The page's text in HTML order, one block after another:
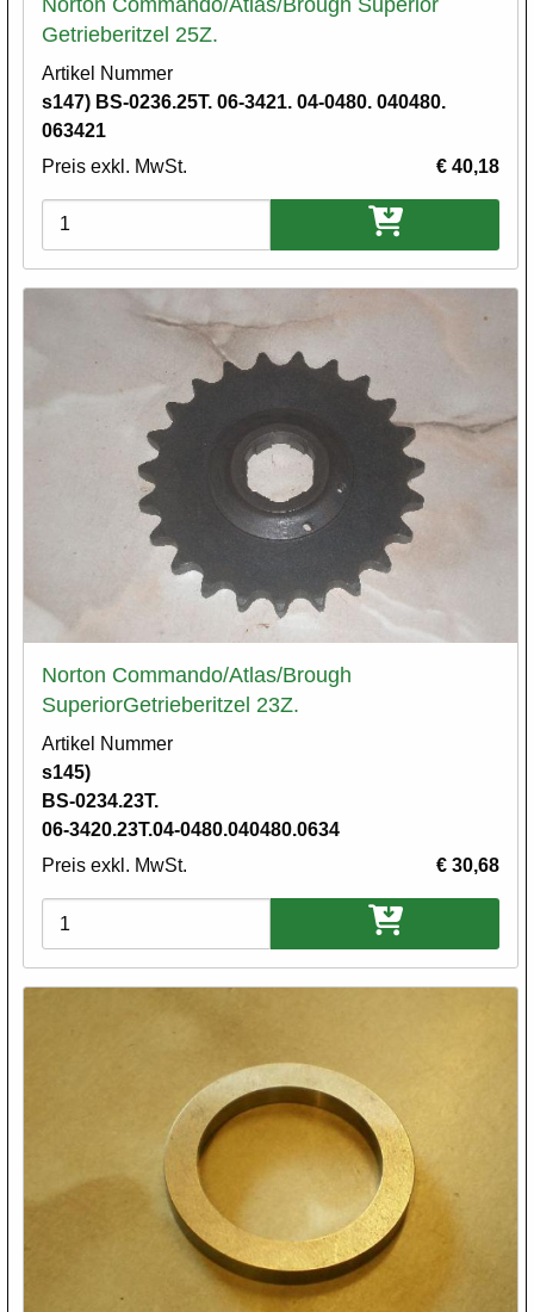
Getrieberitzel 25Z.
Artikel Nummer
s147) BS-0236.25T. 06-3421. 04-0480. 040480.
063421
Preis exkl. MwSt.
€ 40,18
Varianten
Norton Commando/Atlas/Brough
SuperiorGetrieberitzel 23Z.
Artikel Nummer
s145)
BS-0234.23T.
06-3420.23T.04-0480.040480.0634
Preis exkl. MwSt.
€ 30,68
Varianten